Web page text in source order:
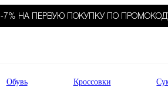
-7% НА ПЕРВУЮ ПОКУПКУ ПО
Обувь Кроссовки